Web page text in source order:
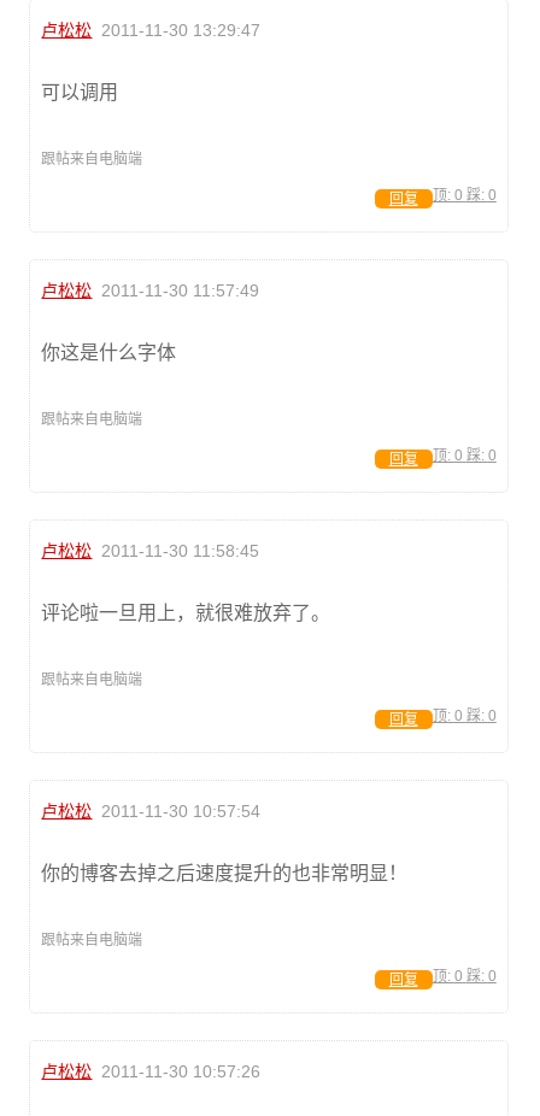
卢松松 2011-11-30 13:29:47
可以调用
跟帖来自电脑端
顶: 0 踩: 0
回复
卢松松 2011-11-30 11:57:49
你这是什么字体
跟帖来自电脑端
顶: 0 踩: 0
回复
卢松松 2011-11-30 11:58:45
评论啦一旦用上，就很难放弃了。
跟帖来自电脑端
顶: 0 踩: 0
回复
卢松松 2011-11-30 10:57:54
你的博客去掉之后速度提升的也非常明显！
跟帖来自电脑端
顶: 0 踩: 0
回复
卢松松 2011-11-30 10:57:26